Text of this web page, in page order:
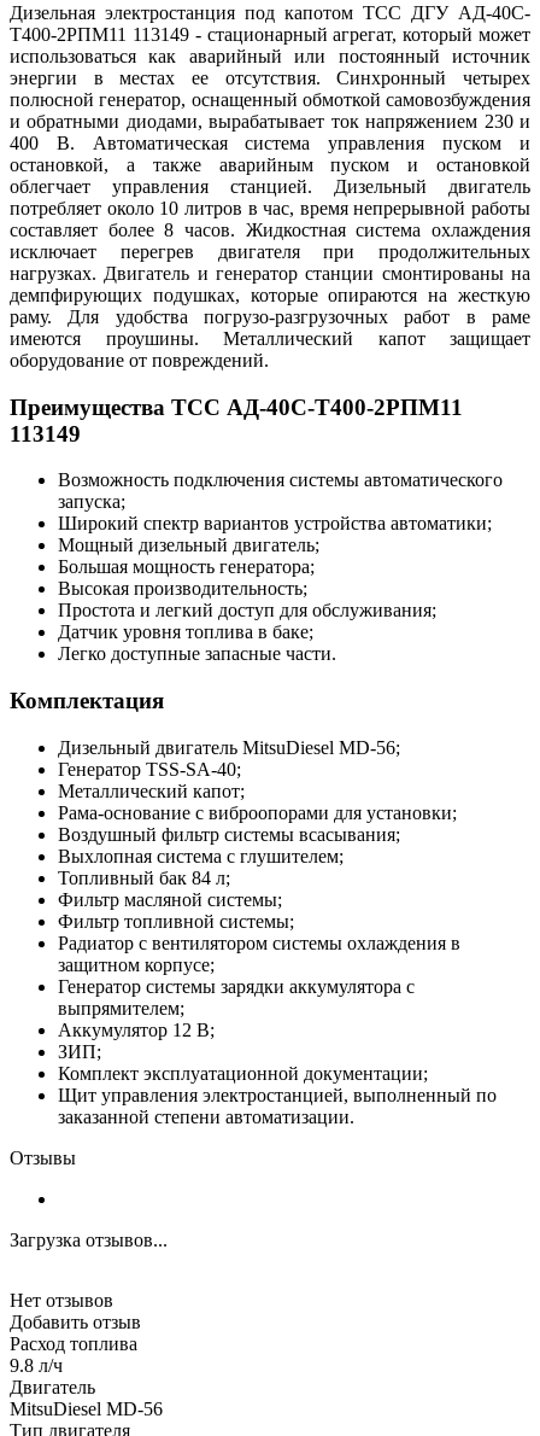
Дизельная электростанция под капотом ТСС ДГУ АД-40С-
Т400-2РПМ11 113149 - стационарный агрегат, который может
использоваться как аварийный или постоянный источник
энергии в местах ее отсутствия. Синхронный четырех
полюсной генератор, оснащенный обмоткой самовозбуждения
и обратными диодами, вырабатывает ток напряжением 230 и
400 В. Автоматическая система управления пуском и
остановкой, а также аварийным пуском и остановкой
облегчает управления станцией. Дизельный двигатель
потребляет около 10 литров в час, время непрерывной работы
составляет более 8 часов. Жидкостная система охлаждения
исключает перегрев двигателя при продолжительных
нагрузках. Двигатель и генератор станции смонтированы на
демпфирующих подушках, которые опираются на жесткую
раму. Для удобства погрузо-разгрузочных работ в раме
имеются проушины. Металлический капот защищает
оборудование от повреждений.
Преимущества ТСС АД-40С-Т400-2РПМ11
113149
Возможность подключения системы автоматического
запуска;
Широкий спектр вариантов устройства автоматики;
Мощный дизельный двигатель;
Большая мощность генератора;
Высокая производительность;
Простота и легкий доступ для обслуживания;
Датчик уровня топлива в баке;
Легко доступные запасные части.
Комплектация
Дизельный двигатель MitsuDiesel MD-56;
Генератор TSS-SA-40;
Металлический капот;
Рама-основание с виброопорами для установки;
Воздушный фильтр системы всасывания;
Выхлопная система с глушителем;
Топливный бак 84 л;
Фильтр масляной системы;
Фильтр топливной системы;
Радиатор с вентилятором системы охлаждения в
защитном корпусе;
Генератор системы зарядки аккумулятора с
выпрямителем;
Аккумулятор 12 В;
ЗИП;
Комплект эксплуатационной документации;
Щит управления электростанцией, выполненный по
заказанной степени автоматизации.
Отзывы
Загрузка отзывов...
Нет отзывов
Добавить отзыв
Расход топлива
9.8 л/ч
Двигатель
MitsuDiesel MD-56
Тип двигателя